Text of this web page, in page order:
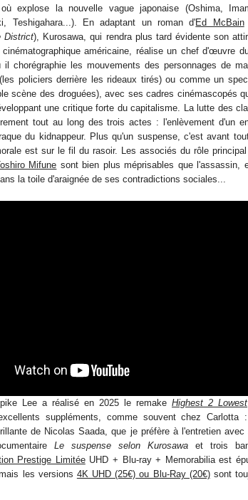
explose la nouvelle vague japonaise (Oshima,
Teshigahara...). En adaptant un roman d'Ed McBain
District), Kurosawa, qui rendra plus tard évidente son
américaine, réalise un chef d'œuvre
il chorégraphie les mouvements des personnages de
policiers derrière les rideaux tirés) ou comme un
scène des droguées), avec ses cadres cinémascopés
une critique forte du capitalisme. La lutte des
tout au long des trois actes : l'enlèvement d'un
du kidnappeur. Plus qu'un suspense, c'est avant
est sur le fil du rasoir. Les associés du rôle
Mifune sont bien plus méprisables que l'assassin,
la toile d'araignée de ses contradictions sociales...
Lee a réalisé en 2025 le remake Highest 2 Lowest
suppléments, comme souvent chez Carlotta
de Nicolas Saada, que je préfère à l'entretien avec
Le suspense selon Kurosawa et trois
Prestige LimitéeUHD + Blu-ray + Memorabilia est
les versions 4K UHD (25€) ou Blu-Ray (20€)sont